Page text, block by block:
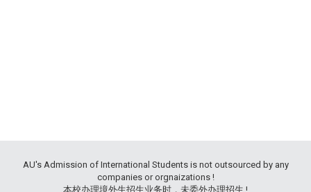
AU's Admission of International Students is not outsourced by any
companies or orgnaizations !
本校办理境外生招生业务时，未委外办理招生 !